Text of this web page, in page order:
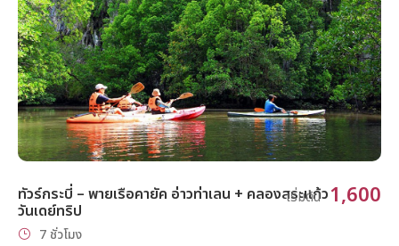
ทัวร์กระบี่ – พายเรือคายัค อ่าวท่าเลน + คลองสระแก้ว
วันเดย์ทริป
เริ่มต้น 1,600
7 ชั่วโมง